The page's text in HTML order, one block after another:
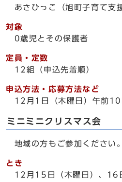
あさひっこ（旭町子育て支
対象
0歳児とその保護者
定員・定数
12組（申込先着順）
申込方法・応募方法など
12月1日（木曜日）午前10
ミニミニクリスマス会
地域の方もご参加ください。
とき
12月15日（木曜日）、16